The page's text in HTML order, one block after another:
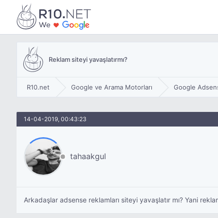
Reklam siteyi yavaşlatırmı?
R10.net Google ve Arama Motorları Google
14-04-2019, 00:43:23
tahaakgul
Arkadaşlar adsense reklamları siteyi yavaşlatır mı? Yani